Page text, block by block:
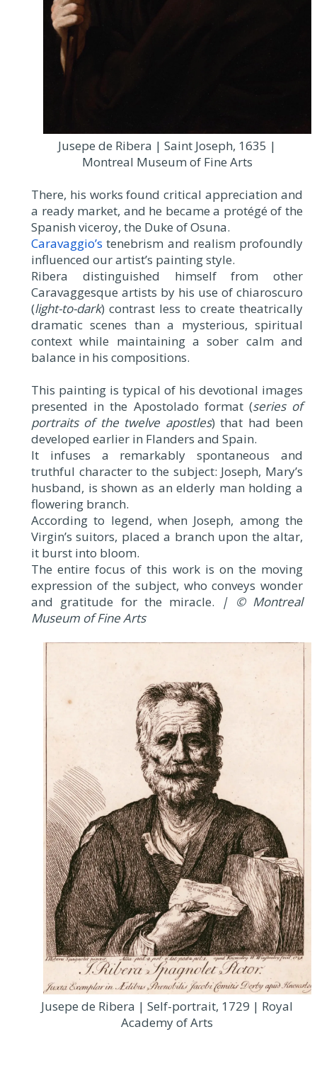
Jusepe de Ribera | Saint Joseph, 1635 |
Montreal Museum of Fine Arts
There, his works found critical appreciation and
a ready market, and he became a protégé of the
Spanish viceroy, the Duke of Osuna.
Caravaggio’s tenebrism and realism profoundly
influenced our artist’s painting style.
Ribera distinguished himself from other
Caravaggesque artists by his use of chiaroscuro
(light-to-dark) contrast less to create theatrically
dramatic scenes than a mysterious, spiritual
context while maintaining a sober calm and
balance in his compositions.
This painting is typical of his devotional images
presented in the Apostolado format (series of
portraits of the twelve apostles) that had been
developed earlier in Flanders and Spain.
It infuses a remarkably spontaneous and
truthful character to the subject: Joseph, Mary’s
husband, is shown as an elderly man holding a
flowering branch.
According to legend, when Joseph, among the
Virgin’s suitors, placed a branch upon the altar,
it burst into bloom.
The entire focus of this work is on the moving
expression of the subject, who conveys wonder
and gratitude for the miracle. | © Montreal
Museum of Fine Arts
Jusepe de Ribera | Self-portrait, 1729 | Royal
Academy of Arts